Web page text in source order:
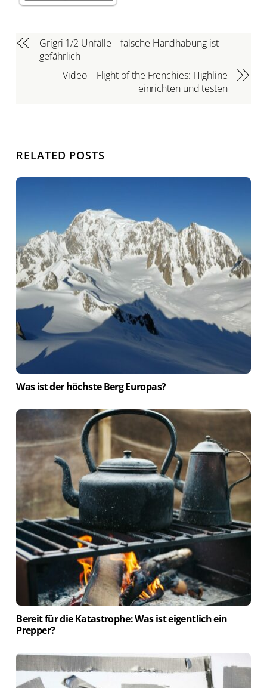
Grigri 1/2 Unfälle – falsche Handhabung ist
gefährlich
Video – Flight of the Frenchies: Highline
einrichten und testen
RELATED POSTS
Was ist der höchste Berg Europas?
Bereit für die Katastrophe: Was ist eigentlich ein
Prepper?